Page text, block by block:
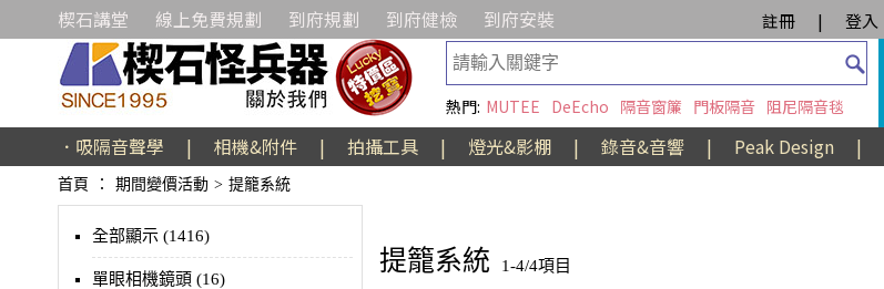
楔石講堂 線上免費規劃 到府規劃 到府健檢 到府安裝 註冊 | 登入
熱門: MUTEE DeEcho 隔音窗簾 門板隔音 阻尼隔音毯
．吸隔音聲學 | 相機&附件 | 拍攝工具 | 燈光&影棚 | 錄音&音響 | Peak Design |
首頁 ： 期間變價活動 > 提籠系統
全部顯示 (1416)
單眼相機鏡頭 (16)
提籠系統 1-4/4項目